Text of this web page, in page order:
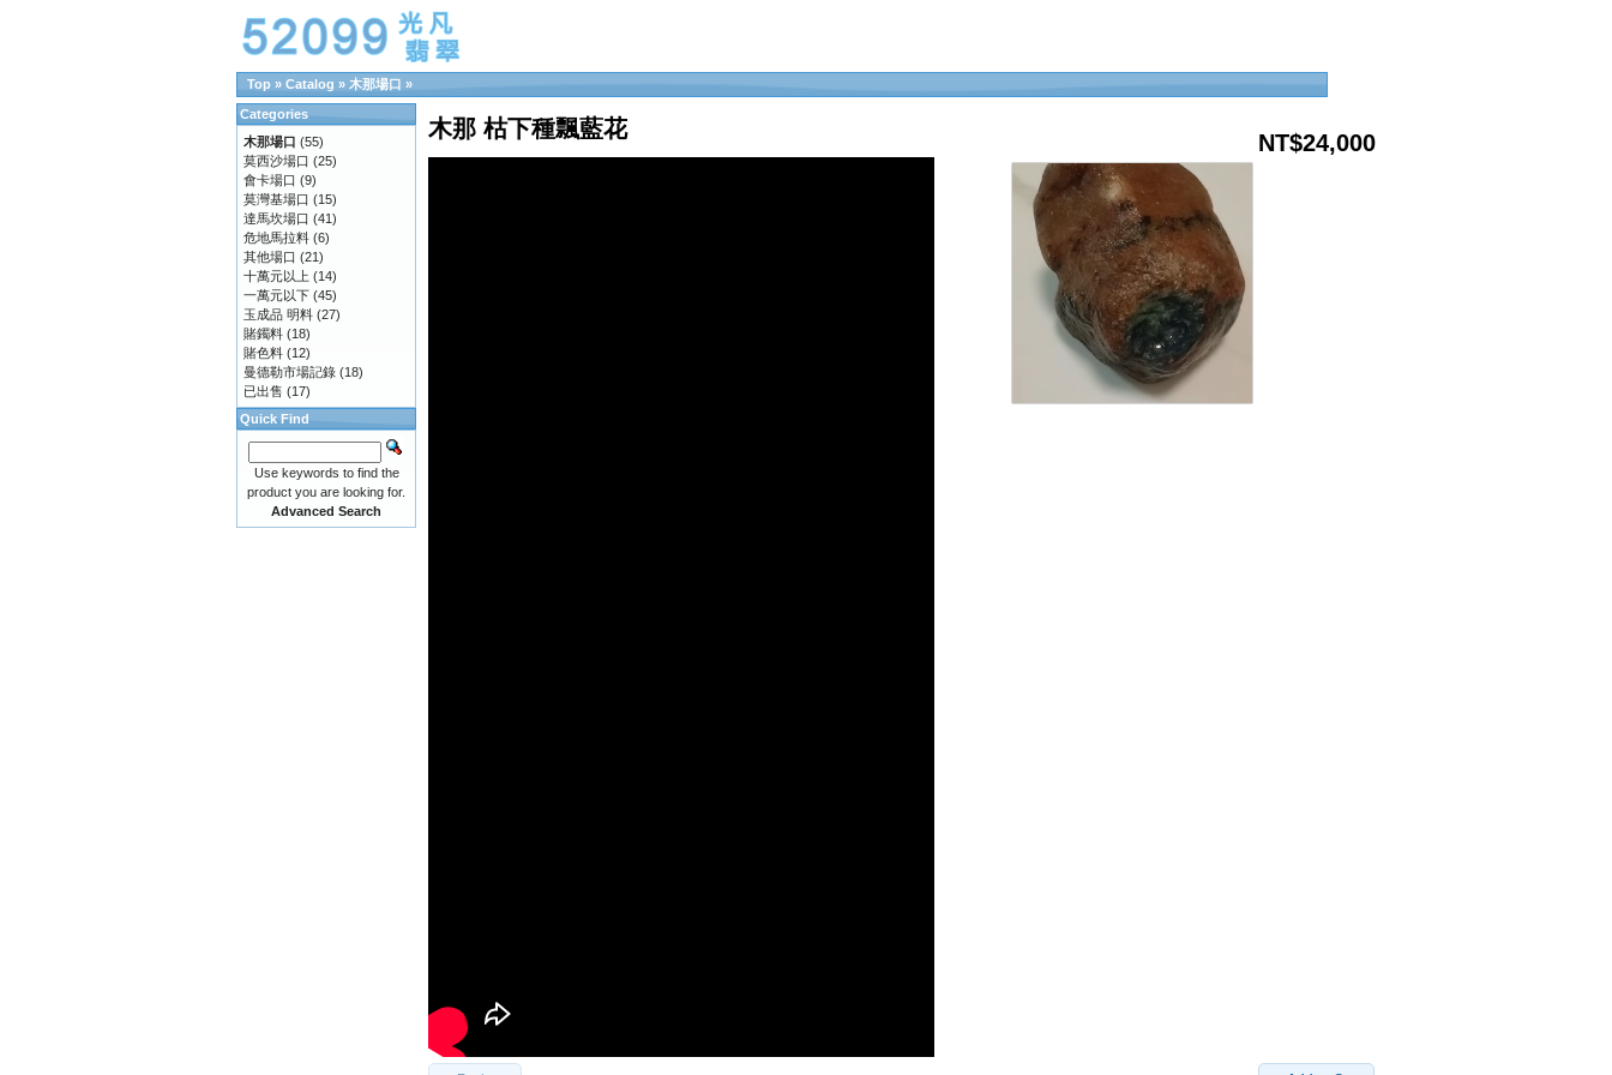
Top » Catalog » 木那場口 »
NT$24,000
木那 枯下種飄藍花
Categories
木那場口 (55)
莫西沙場口 (25)
會卡場口 (9)
莫灣基場口 (15)
達馬坎場口 (41)
危地馬拉料 (6)
其他場口 (21)
十萬元以上 (14)
一萬元以下 (45)
玉成品 明料 (27)
賭鐲料 (18)
賭色料 (12)
曼德勒市場記錄 (18)
已出售 (17)
Quick Find
Use keywords to find the
product you are looking for.
Advanced Search